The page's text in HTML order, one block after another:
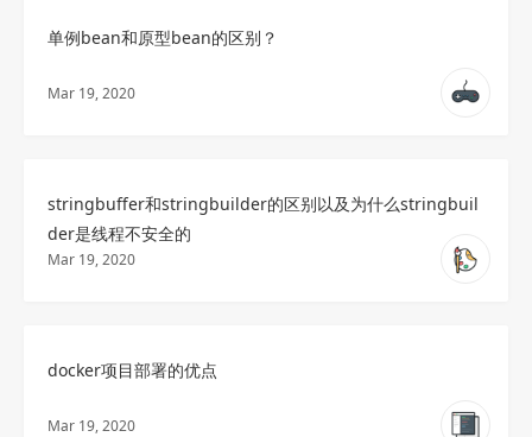
单例bean和原型bean的区别？
Mar 19, 2020
stringbuffer和stringbuilder的区别以及为什么stringbuil
der是线程不安全的
Mar 19, 2020
docker项目部署的优点
Mar 19, 2020